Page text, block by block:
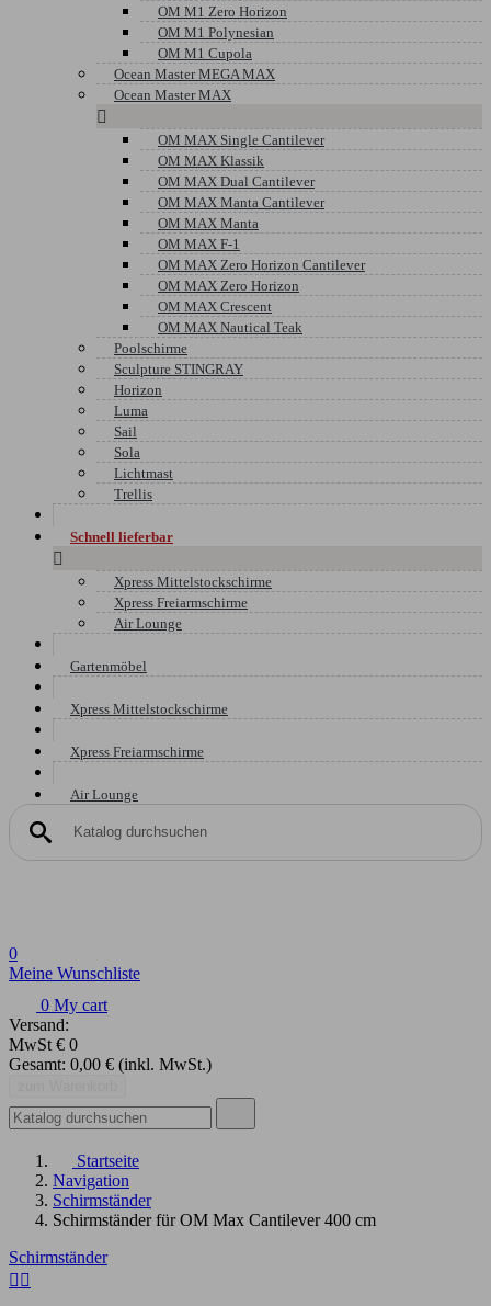
OM M1 Zero Horizon
OM M1 Polynesian
OM M1 Cupola
Ocean Master MEGA MAX
Ocean Master MAX

OM MAX Single Cantilever
OM MAX Klassik
OM MAX Dual Cantilever
OM MAX Manta Cantilever
OM MAX Manta
OM MAX F-1
OM MAX Zero Horizon Cantilever
OM MAX Zero Horizon
OM MAX Crescent
OM MAX Nautical Teak
Poolschirme
Sculpture STINGRAY
Horizon
Luma
Sail
Sola
Lichtmast
Trellis
Schnell lieferbar

Xpress Mittelstockschirme
Xpress Freiarmschirme
Air Lounge
Gartenmöbel
Xpress Mittelstockschirme
Xpress Freiarmschirme
Air Lounge
0
Meine Wunschliste
0 My cart
Versand:
MwSt € 0
Gesamt: 0,00 € (inkl. MwSt.)
Startseite
Navigation
Schirmständer
Schirmständer für OM Max Cantilever 400 cm
Alle löschen
Schirmständer
 